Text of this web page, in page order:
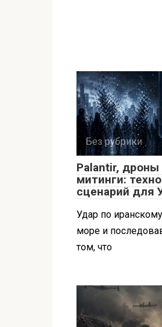
Без рубрики
Palantir, дроны
митинги:
сценарий для
Удар по
море и
том, что